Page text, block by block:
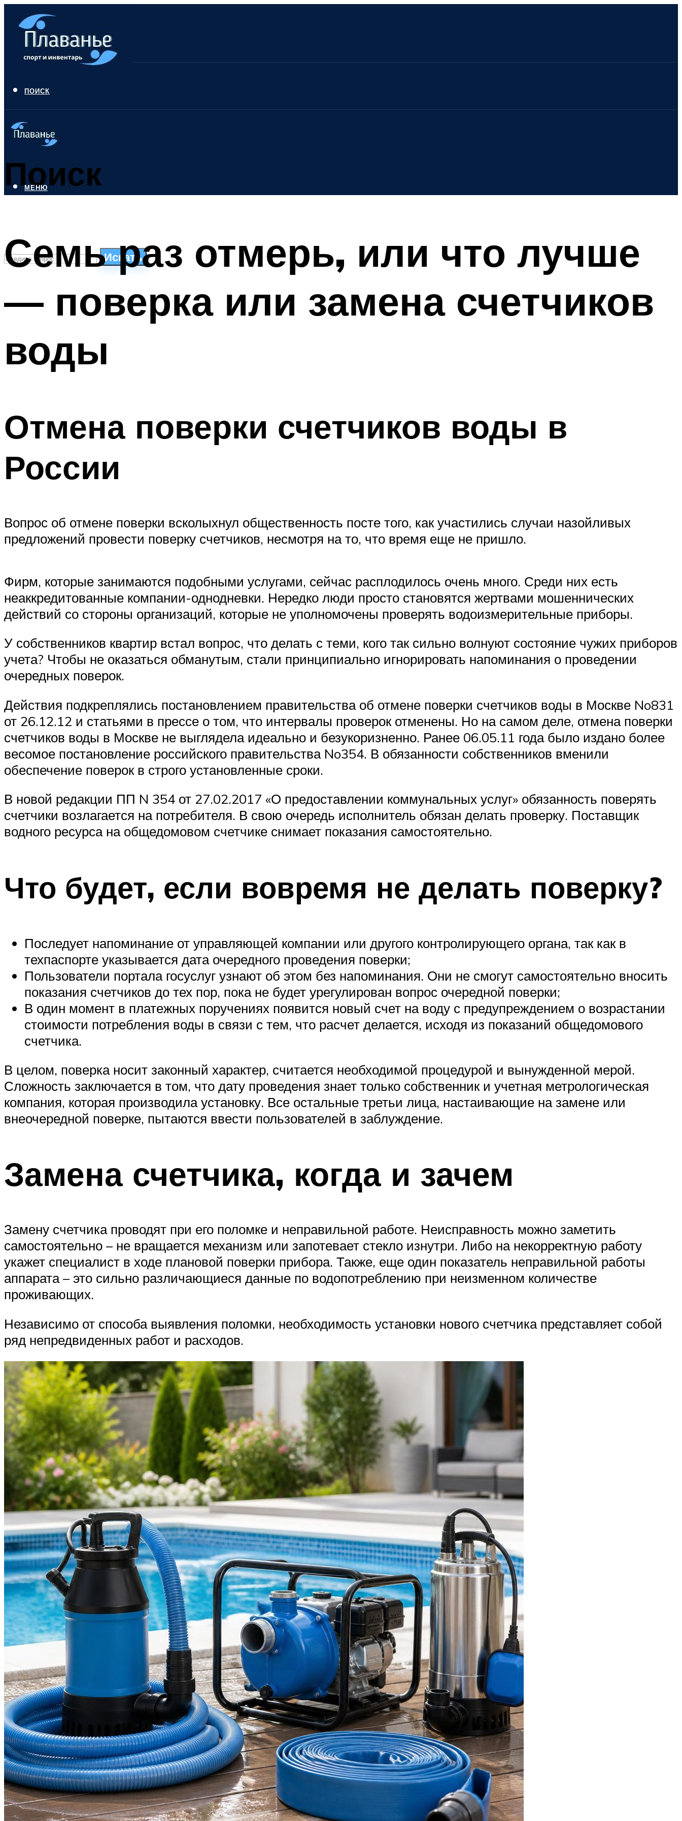
ПОИСК
Поиск
Искать
ПЛАВАНЬЕ ДЛЯ ДЕТЕЙ
ПЛАВАНЬЕ ДЛЯ ПОХУДЕНИЯ
ОЧИСТКА БАССЕЙНОВ
МЕНЮ
Семь раз отмерь, или что лучше
— поверка или замена счетчиков
воды
Отмена поверки счетчиков воды в
России
Вопрос об отмене поверки всколыхнул общественность посте того, как участились случаи назойливых
предложений провести поверку счетчиков, несмотря на то, что время еще не пришло.
Фирм, которые занимаются подобными услугами, сейчас расплодилось очень много. Среди них есть
неаккредитованные компании-однодневки. Нередко люди просто становятся жертвами мошеннических
действий со стороны организаций, которые не уполномочены проверять водоизмерительные приборы.
У собственников квартир встал вопрос, что делать с теми, кого так сильно волнуют состояние чужих приборов
учета? Чтобы не оказаться обманутым, стали принципиально игнорировать напоминания о проведении
очередных поверок.
Действия подкреплялись постановлением правительства об отмене поверки счетчиков воды в Москве No831
от 26.12.12 и статьями в прессе о том, что интервалы проверок отменены. Но на самом деле, отмена поверки
счетчиков воды в Москве не выглядела идеально и безукоризненно. Ранее 06.05.11 года было издано более
весомое постановление российского правительства No354. В обязанности собственников вменили
обеспечение поверок в строго установленные сроки.
В новой редакции ПП N 354 от 27.02.2017 «О предоставлении коммунальных услуг» обязанность поверять
счетчики возлагается на потребителя. В свою очередь исполнитель обязан делать проверку. Поставщик
водного ресурса на общедомовом счетчике снимает показания самостоятельно.
Что будет, если вовремя не делать поверку?
Последует напоминание от управляющей компании или другого контролирующего органа, так как в
техпаспорте указывается дата очередного проведения поверки;
Пользователи портала госуслуг узнают об этом без напоминания. Они не смогут самостоятельно вносить
показания счетчиков до тех пор, пока не будет урегулирован вопрос очередной поверки;
В один момент в платежных поручениях появится новый счет на воду с предупреждением о возрастании
стоимости потребления воды в связи с тем, что расчет делается, исходя из показаний общедомового
счетчика.
В целом, поверка носит законный характер, считается необходимой процедурой и вынужденной мерой.
Сложность заключается в том, что дату проведения знает только собственник и учетная метрологическая
компания, которая производила установку. Все остальные третьи лица, настаивающие на замене или
внеочередной поверке, пытаются ввести пользователей в заблуждение.
Замена счетчика, когда и зачем
Замену счетчика проводят при его поломке и неправильной работе. Неисправность можно заметить
самостоятельно – не вращается механизм или запотевает стекло изнутри. Либо на некорректную работу
укажет специалист в ходе плановой поверки прибора. Также, еще один показатель неправильной работы
аппарата – это сильно различающиеся данные по водопотреблению при неизменном количестве
проживающих.
Независимо от способа выявления поломки, необходимость установки нового счетчика представляет собой
ряд непредвиденных работ и расходов.